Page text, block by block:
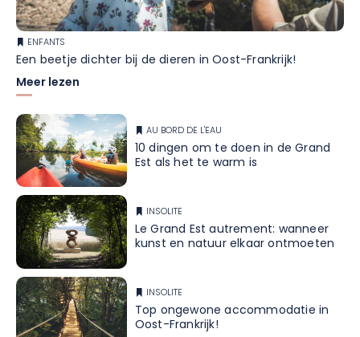
ENFANTS
Een beetje dichter bij de dieren in Oost-Frankrijk!
Meer lezen
AU BORD DE L'EAU
10 dingen om te doen in de Grand
Est als het te warm is
INSOLITE
Le Grand Est autrement: wanneer
kunst en natuur elkaar ontmoeten
INSOLITE
Top ongewone accommodatie in
Oost-Frankrijk!